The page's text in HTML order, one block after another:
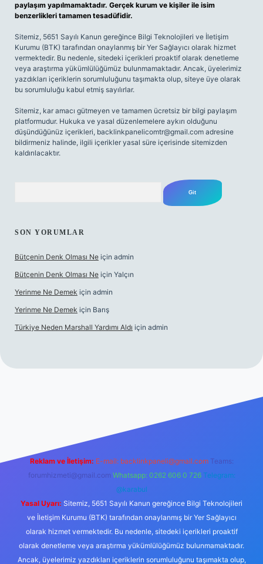
paylaşım yapılmamaktadır. Gerçek kurum ve kişiler ile isim
benzerlikleri tamamen tesadüfidir.
Sitemiz, 5651 Sayılı Kanun gereğince Bilgi Teknolojileri ve İletişim
Kurumu (BTK) tarafından onaylanmış bir Yer Sağlayıcı olarak hizmet
vermektedir. Bu nedenle, sitedeki içerikleri proaktif olarak denetleme
veya araştırma yükümlülüğümüz bulunmamaktadır. Ancak, üyelerimiz
yazdıkları içeriklerin sorumluluğunu taşımakta olup, siteye üye olarak
bu sorumluluğu kabul etmiş sayılırlar.
Sitemiz, kar amacı gütmeyen ve tamamen ücretsiz bir bilgi paylaşım
platformudur. Hukuka ve yasal düzenlemelere aykırı olduğunu
düşündüğünüz içerikleri, backlinkpanelicomtr@gmail.com adresine
bildirmeniz halinde, ilgili içerikler yasal süre içerisinde sitemizden
kaldırılacaktır.
SON YORUMLAR
Bütçenin Denk Olması Ne için admin
Bütçenin Denk Olması Ne için Yalçın
Yerinme Ne Demek için admin
Yerinme Ne Demek için Barış
Türkiye Neden Marshall Yardımı Aldı için admin
Reklam ve İletişim: E-mail: backlinkpaneli@gmail.com Teams:
forumhizmeti@gmail.com Whatsapp: 0262 606 0 726 Telegram:
@karabul
Yasal Uyarı: Sitemiz, 5651 Sayılı Kanun gereğince Bilgi Teknolojileri
ve İletişim Kurumu (BTK) tarafından onaylanmış bir Yer Sağlayıcı
olarak hizmet vermektedir. Bu nedenle, sitedeki içerikleri proaktif
olarak denetleme veya araştırma yükümlülüğümüz bulunmamaktadır.
Ancak, üyelerimiz yazdıkları içeriklerin sorumluluğunu taşımakta olup,